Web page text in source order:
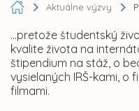
Aktuálne výzvy
...pretože študentský
kvalite života na
štipendium na stáž, o
vysielaných IRŠ-kami, o
filmami.